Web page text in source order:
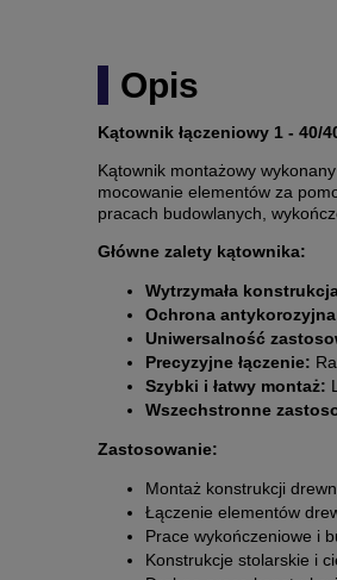
Opis
Kątownik łączeniowy 1 - 40/
Kątownik montażowy
mocowanie elementów za
pracach budowlanych,
Główne zalety kątownika:
Wytrzymała
Ochrona
Uniwersalność
Precyzyjne łączenie:
Szybki i łatwy montaż:
Wszechstronne
Zastosowanie:
Montaż konstrukcji
Łączenie elementów
Prace wykończeniowe i
Konstrukcje stolarskie i